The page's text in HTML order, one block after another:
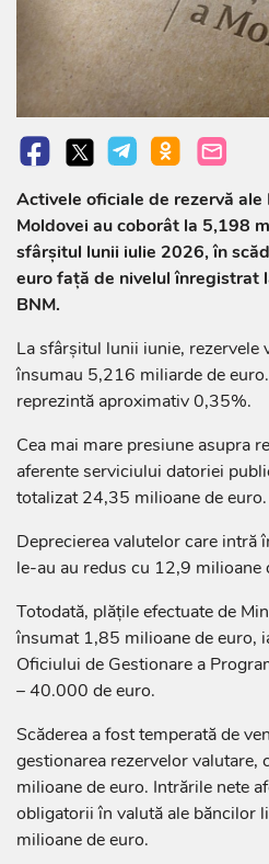
Activele oficiale de rezervă ale
Moldovei au coborât la 5,198
sfârșitul lunii iulie 2026, în
euro față de nivelul înregistrat
BNM.
La sfârșitul lunii iunie, rezervele
însumau 5,216 miliarde de
reprezintă aproximativ 0,35%.
Cea mai mare presiune asupra
aferente serviciului datoriei
totalizat 24,35 milioane de euro.
Deprecierea valutelor care intră
le-au au redus cu 12,9 milioane
Totodată, plățile efectuate de
însumat 1,85 milioane de euro,
Oficiului de Gestionare a
– 40.000 de euro.
Scăderea a fost temperată de
gestionarea rezervelor valutare,
milioane de euro. Intrările nete
obligatorii în valută ale băncilor
milioane de euro.